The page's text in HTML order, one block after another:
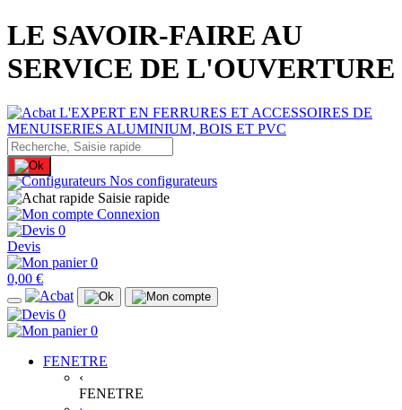
LE SAVOIR-FAIRE AU
SERVICE DE L'OUVERTURE
Nos configurateurs
Saisie rapide
Connexion
0
Devis
0
0,00 €
0
0
FENETRE
‹
FENETRE